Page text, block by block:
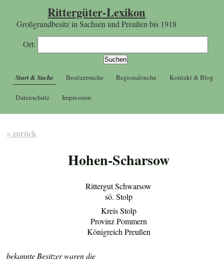
Rittergüter-Lexikon
Großgrundbesitz in Sachsen und Preußen bis 1918
Ort:
Start & Suche Besitzersuche Regionalsuche Kontakt & Blog
Datenschutz Impressum
« zurück
Hohen-Scharsow
Rittergut Schwarsow
sö. Stolp
Kreis Stolp
Provinz Pommern
Königreich Preußen
bekannte Besitzer waren die